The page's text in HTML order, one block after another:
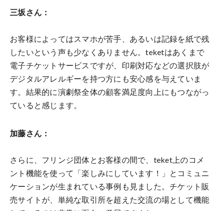
三坂さん：
お客様によってはスマホが苦手、あるいは記録を紙で残
したいという声も少なくありません。teketはあくまで
電子チケットサービスですが、印刷対応などの選択肢が
デジタルアレルギーを持つ方にも安心感を与えていま
す。結果的に演劇祭全体の顧客満足度向上にもつながっ
ていると感じます。
加藤さん：
さらに、フリンジ団体とお客様の間で、teket上のコメ
ント機能を使って「楽しみにしています！」とコミュニ
ケーションが生まれている事例も見ました。チケット販
売サイトが、単純な取引所を超えた交流の場として機能